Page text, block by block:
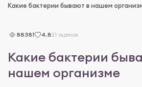
Какие бактерии бывают в нашем
88381 4.821 оценок
Какие бактерии
нашем организме